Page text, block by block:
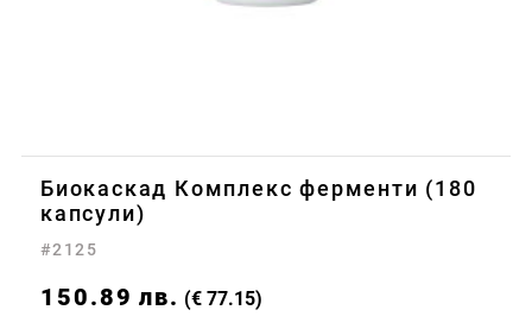
Биокаскад Комплекс ферменти (180
капсули)
#2125
150.89 лв. (€ 77.15)